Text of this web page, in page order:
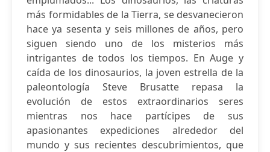
más formidables de la Tierra, se desvanecieron
hace ya sesenta y seis millones de años, pero
siguen siendo uno de los misterios más
intrigantes de todos los tiempos. En Auge y
caída de los dinosaurios, la joven estrella de la
paleontología Steve Brusatte repasa la
evolución de estos extraordinarios seres
mientras nos hace partícipes de sus
apasionantes expediciones alrededor del
mundo y sus recientes descubrimientos, que